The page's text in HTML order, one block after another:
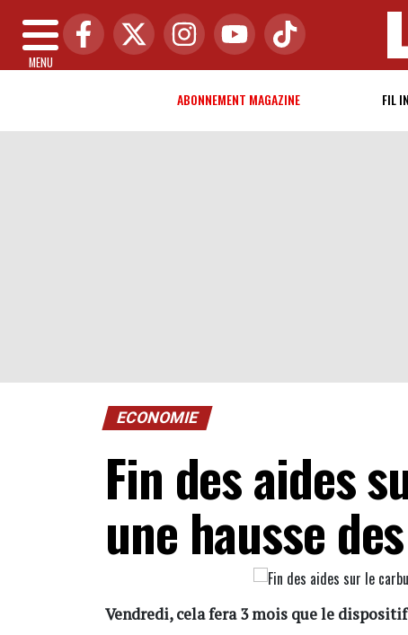
MENU
ABONNEMENT MAGAZINE FIL
ECONOMIE
Fin des aides
une hausse
Vendredi, cela fera 3 mois que le